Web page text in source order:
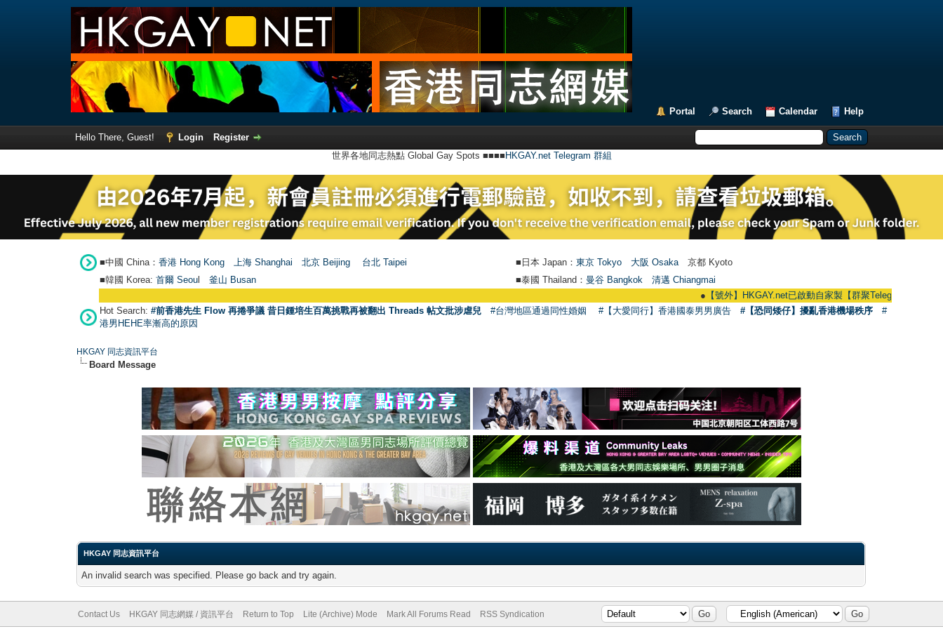
Portal Search Calendar Help
Hello There, Guest! Login
Register
世界各地同志熱點 Global Gay Spots ■■■■ HKGAY.net Telegram 群組
■中國 China： 香港 Hong Kong 上海 Shanghai 北京 Beijing 台北 Taipei ■日本 Japan： 東京 Tokyo 大阪 Osaka 京都 Kyoto
■韓國 Korea: 首爾 Seou 釜山 Busan ■泰國 Thailand： 曼谷 Bangkok
清邁 Chiangmai
【號外】HKGAY.net已啟動自家製【群聚Telegram群組】
Hot Search: #前香港先生 Flow 再捲爭議 昔日鍾培生百萬挑戰再被翻出 Threads 帖文批涉虐兒 #台灣地區通過同性婚姻 #【大愛同行】香港國泰男男廣告 #【恐同矮仔】擾亂香港機場秩序
#
港男HEHE率漸高的原因
HKGAY 同志資訊平台
Board Message
HKGAY 同志資訊平台
An invalid search was specified. Please go back and try again.
Contact Us HKGAY 同志網媒 / 資訊平台 Return to Top Lite (Archive) Mode Mark All Forums Read RSS Syndication